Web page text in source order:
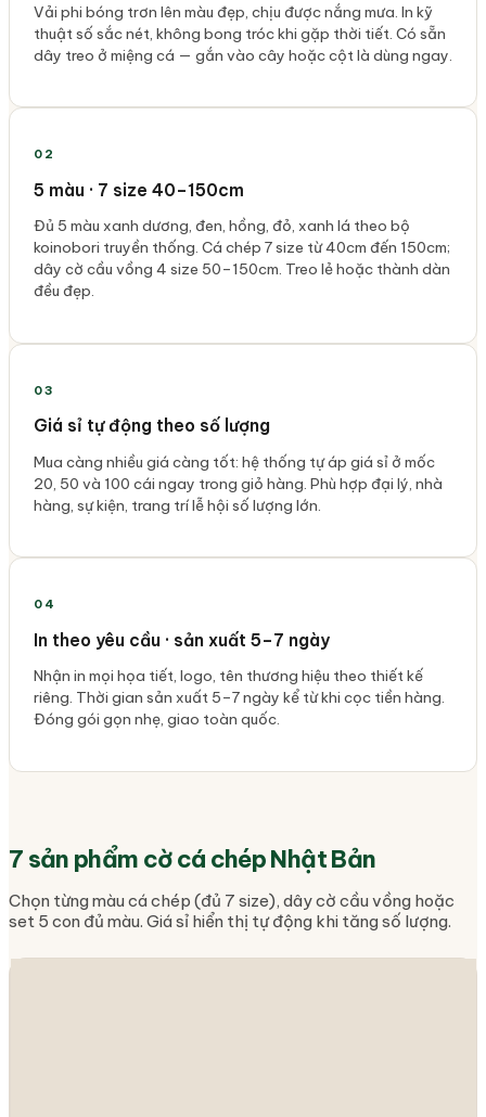
Vải phi bóng trơn lên màu đẹp, chịu được nắng mưa. In kỹ
thuật số sắc nét, không bong tróc khi gặp thời tiết. Có sẵn
dây treo ở miệng cá — gắn vào cây hoặc cột là dùng ngay.
02
5 màu · 7 size 40–150cm
Đủ 5 màu xanh dương, đen, hồng, đỏ, xanh lá theo bộ
koinobori truyền thống. Cá chép 7 size từ 40cm đến 150cm;
dây cờ cầu vồng 4 size 50–150cm. Treo lẻ hoặc thành dàn
đều đẹp.
03
Giá sỉ tự động theo số lượng
Mua càng nhiều giá càng tốt: hệ thống tự áp giá sỉ ở mốc
20, 50 và 100 cái ngay trong giỏ hàng. Phù hợp đại lý, nhà
hàng, sự kiện, trang trí lễ hội số lượng lớn.
04
In theo yêu cầu · sản xuất 5–7 ngày
Nhận in mọi họa tiết, logo, tên thương hiệu theo thiết kế
riêng. Thời gian sản xuất 5–7 ngày kể từ khi cọc tiền hàng.
Đóng gói gọn nhẹ, giao toàn quốc.
7 sản phẩm cờ cá chép Nhật Bản
Chọn từng màu cá chép (đủ 7 size), dây cờ cầu vồng hoặc
set 5 con đủ màu. Giá sỉ hiển thị tự động khi tăng số lượng.